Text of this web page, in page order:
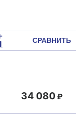
СРАВНИТЬ
34 080